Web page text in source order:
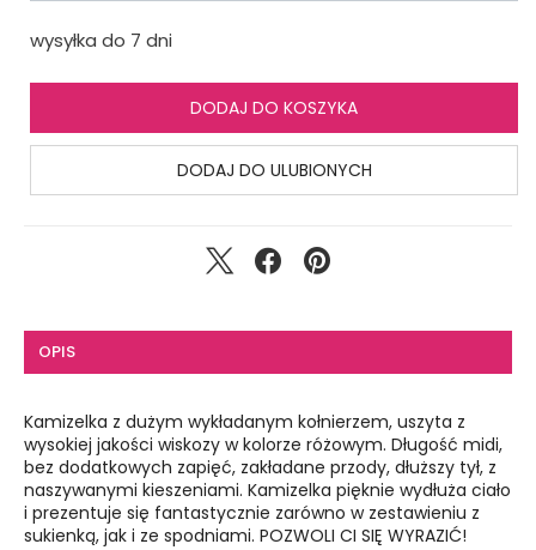
wysyłka do 7 dni
DODAJ DO KOSZYKA
DODAJ DO ULUBIONYCH
OPIS
Kamizelka z dużym wykładanym kołnierzem, uszyta z
wysokiej jakości wiskozy w kolorze różowym. Długość midi,
bez dodatkowych zapięć, zakładane przody, dłuższy tył, z
naszywanymi kieszeniami. Kamizelka pięknie wydłuża ciało
i prezentuje się fantastycznie zarówno w zestawieniu z
sukienką, jak i ze spodniami. POZWOLI CI SIĘ WYRAZIĆ!